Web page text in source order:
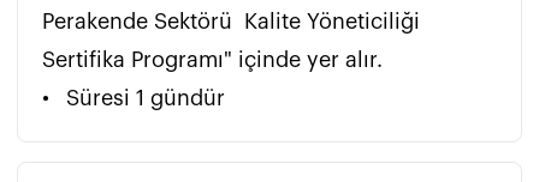
Perakende Sektörü  Kalite Yöneticiliği
Sertifika Programı" içinde yer alır.
•	Süresi 1 gündür